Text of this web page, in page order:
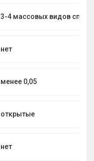
3-4 массовых видов
нет
менее 0,05
открытые
нет